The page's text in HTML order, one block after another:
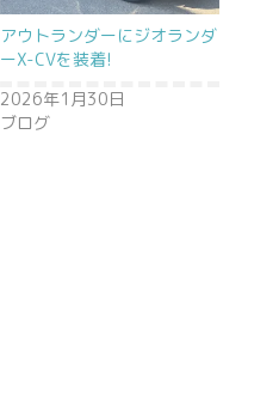
アウトランダーにジオランダ
ーX-CVを装着!
2026年1月30日
ブログ